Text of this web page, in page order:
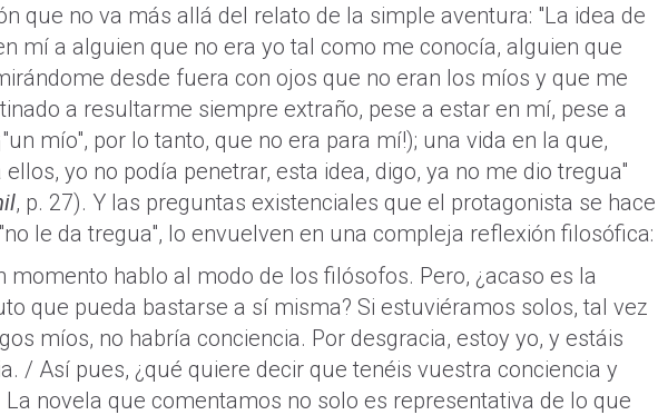
que no va más allá del relato de la simple aventura: "La idea de
mí a alguien que no era yo tal como me conocía, alguien que
desde fuera con ojos que no eran los míos y que me
a resultarme siempre extraño, pese a estar en mí, pese a
mío", por lo tanto, que no era para mí!); una vida en la que,
yo no podía penetrar, esta idea, digo, ya no me dio tregua"
, p. 27). Y las preguntas existenciales que el protagonista se hace
le da tregua", lo envuelven en una compleja reflexión filosófica:
momento hablo al modo de los filósofos. Pero, ¿acaso es la
que pueda bastarse a sí misma? Si estuviéramos solos, tal vez
míos, no habría conciencia. Por desgracia, estoy yo, y estáis
/ Así pues, ¿qué quiere decir que tenéis vuestra conciencia y
La novela que comentamos no solo es representativa de lo que